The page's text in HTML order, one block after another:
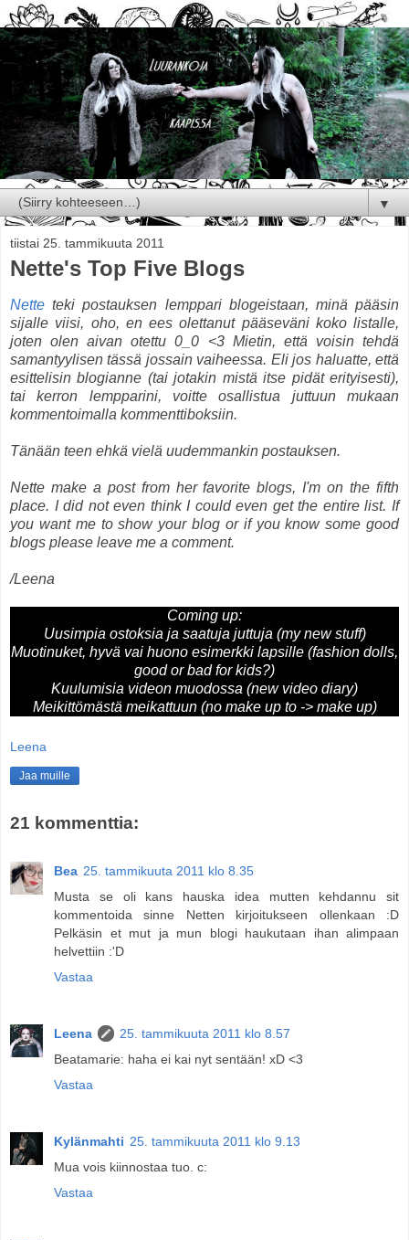
▼
tiistai 25. tammikuuta 2011
Nette's Top Five Blogs
Nette teki postauksen lemppari blogeistaan, minä pääsin
sijalle viisi, oho, en ees olettanut pääseväni koko listalle,
joten olen aivan otettu 0_0 <3 Mietin, että voisin tehdä
samantyylisen tässä jossain vaiheessa. Eli jos haluatte, että
esittelisin blogianne (tai jotakin mistä itse pidät erityisesti),
tai kerron lempparini, voitte osallistua juttuun mukaan
kommentoimalla kommenttiboksiin.
Tänään teen ehkä vielä uudemmankin postauksen.
Nette make a post from her favorite blogs, I'm on the fifth
place. I did not even think I could even get the entire list. If
you want me to show your blog or if you know some good
blogs please leave me a comment.
/Leena
Coming up:
Uusimpia ostoksia ja saatuja juttuja (my new stuff)
Muotinuket, hyvä vai huono esimerkki lapsille (fashion dolls,
good or bad for kids?)
Kuulumisia videon muodossa (new video diary)
Meikittömästä meikattuun (no make up to -> make up)
Leena
Jaa muille
21 kommenttia:
Bea 25. tammikuuta 2011 klo 8.35
Musta se oli kans hauska idea mutten kehdannu sit
kommentoida sinne Netten kirjoitukseen ollenkaan :D
Pelkäsin et mut ja mun blogi haukutaan ihan alimpaan
helvettiin :'D
Vastaa
Leena
25. tammikuuta 2011 klo 8.57
Beatamarie: haha ei kai nyt sentään! xD <3
Vastaa
Kylänmahti 25. tammikuuta 2011 klo 9.13
Mua vois kiinnostaa tuo. c:
Vastaa